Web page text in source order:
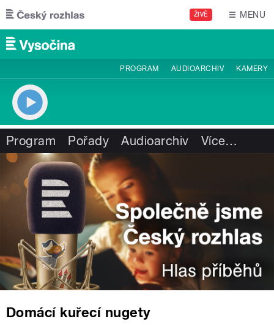
Přejít k hlavnímu obsahu
ŽIVĚ MENU
PROGRAM AUDIOARCHIV KAMERY
Program Pořady Audioarchiv Více…
Domácí kuřecí nugety